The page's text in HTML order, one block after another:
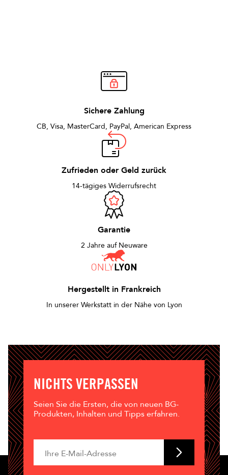
Sichere Zahlung
CB, Visa, MasterCard, PayPal, American Express
Zufrieden oder Geld zurück
14-tägiges Widerrufsrecht
Garantie
2 Jahre auf Neuware
Hergestellt in Frankreich
In unserer Werkstatt in der Nähe von Lyon
NICHTS VERPASSEN
Seien Sie die Ersten, die von neuen BG-
Produkten, Inhalten und Tipps erfahren.